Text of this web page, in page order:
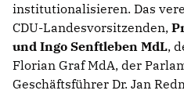
institutionalisieren. Das
CDU-Landesvorsitzenden,
und Ingo Senftleben MdL,
Florian Graf MdA, der
Geschäftsführer Dr. Jan